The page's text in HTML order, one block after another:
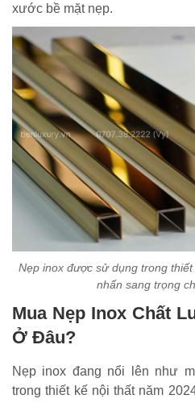
xước bề mặt nẹp.
Nẹp inox được sử dụng trong
nhấn sang trọng
Mua Nẹp Inox Chất
Ở Đâu?
Nẹp inox đang nổi lên như
trong thiết kế nội thất năm